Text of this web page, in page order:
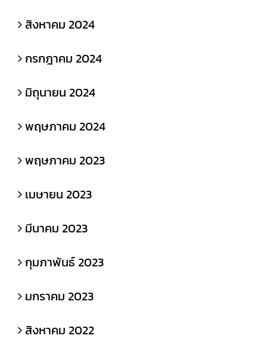
สิงหาคม 2024
กรกฎาคม 2024
มิถุนายน 2024
พฤษภาคม 2024
พฤษภาคม 2023
เมษายน 2023
มีนาคม 2023
กุมภาพันธ์ 2023
มกราคม 2023
สิงหาคม 2022